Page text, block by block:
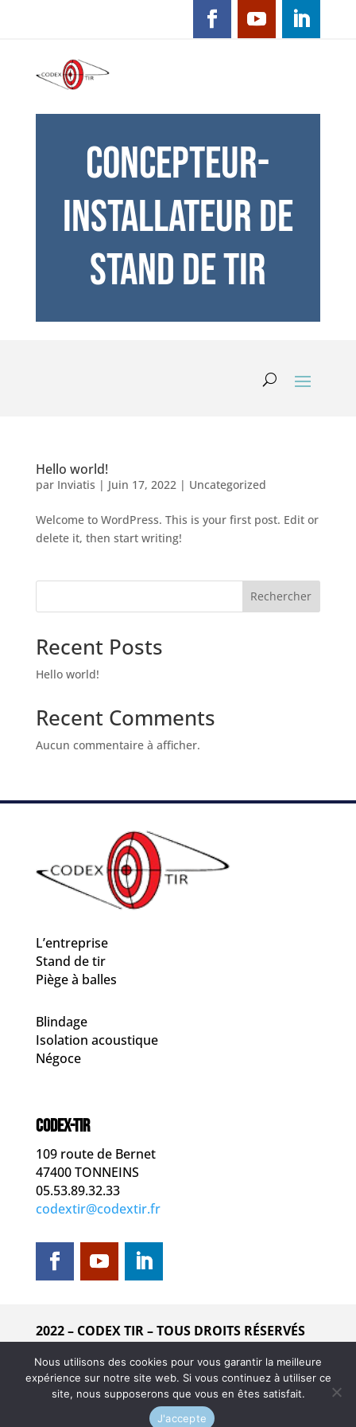
CONCEPTEUR-
INSTALLATEUR DE
STAND DE TIR
Hello world!
par Inviatis | Juin 17, 2022 | Uncategorized
Welcome to WordPress. This is your first post. Edit or
delete it, then start writing!
Rechercher
Recent Posts
Hello world!
Recent Comments
Aucun commentaire à afficher.
L’entreprise
Stand de tir
Piège à balles
Blindage
Isolation acoustique
Négoce
CODEX-TIR
109 route de Bernet
47400 TONNEINS
05.53.89.32.33
codextir@codextir.fr
2022 – CODEX TIR – TOUS DROITS RÉSERVÉS
Mentions légales
Création & réalisation :INVIATIS
Nous utilisons des cookies pour vous garantir la meilleure
expérience sur notre site web. Si vous continuez à utiliser ce
site, nous supposerons que vous en êtes satisfait.
J'accepte